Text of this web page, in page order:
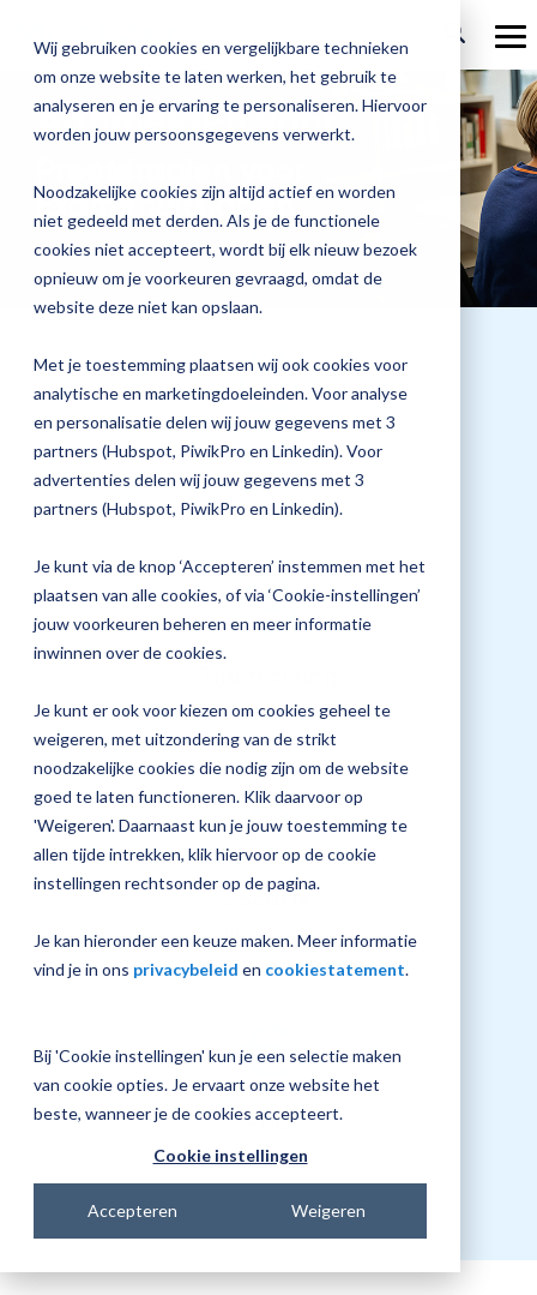
Accessibility
screen
start
One
Accessibility
reader,
press
"Ctrl
This
shortcut
activates
reader
help
navigate
interact
with
content.
Wij gebruiken cookies en vergelijkbare technieken
om onze website te laten werken, het gebruik te
analyseren en je ervaring te personaliseren. Hiervoor
worden jouw persoonsgegevens verwerkt.
Noodzakelijke cookies zijn altijd actief en worden
niet gedeeld met derden. Als je de functionele
cookies niet accepteert, wordt bij elk nieuw bezoek
opnieuw om je voorkeuren gevraagd, omdat de
website deze niet kan opslaan.
Met je toestemming plaatsen wij ook cookies voor
analytische en marketingdoeleinden. Voor analyse
en personalisatie delen wij jouw gegevens met 3
partners (Hubspot, PiwikPro en Linkedin). Voor
advertenties delen wij jouw gegevens met 3
partners (Hubspot, PiwikPro en Linkedin).
Je kunt via de knop ‘Accepteren’ instemmen met het
plaatsen van alle cookies, of via ‘Cookie-instellingen’
jouw voorkeuren beheren en meer informatie
inwinnen over de cookies.
Je kunt er ook voor kiezen om cookies geheel te
weigeren, met uitzondering van de strikt
noodzakelijke cookies die nodig zijn om de website
goed te laten functioneren. Klik daarvoor op
'Weigeren'. Daarnaast kun je jouw toestemming te
allen tijde intrekken, klik hiervoor op de cookie
instellingen rechtsonder op de pagina.
Je kan hieronder een keuze maken. Meer informatie
vind je in ons privacybeleid en cookiestatement.
Bij 'Cookie instellingen' kun je een selectie maken
van cookie opties. Je ervaart onze website het
beste, wanneer je de cookies accepteert.
Cookie instellingen
Accepteren Weigeren
Onze
Magister MX
Aanmelden
& verzuim
Magister To do
Magister Join
Magister Inzicht
Magister Kluisjes
alle
oplossingen
hoe
jouw
school
vooruit
helpt?
Magister is
Docenten
Onderwijsondersteunend personeel
Leerlingen
Ouders
Onze
Check-up
Quickscan
Applicatiebeheer
Overstappen
Academy
Training op jouw school
Praktische informatie
Met
Check-
up
Over Magister
Actueel
Magister Journaal
Over ons
Werken bij Magister
Gebruikerspanel
Media & Pers
Aanmelden voor:
Examenuitslagen
Datum training
01 juni 2027
13:00 - 16:00 uur
Locatie
Amersfoort
Prijs
€438,00